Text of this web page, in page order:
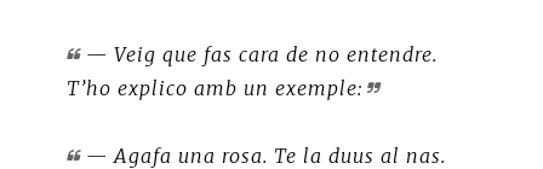
— Veig que fas cara de no entendre.
T’ho explico amb un exemple:
— Agafa una rosa. Te la duus al nas.